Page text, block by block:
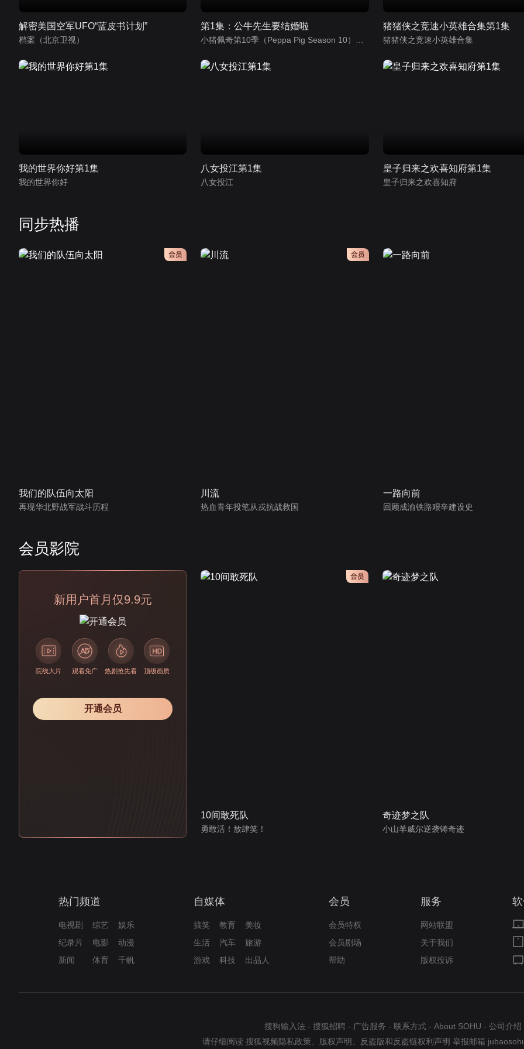
解密美国空军UFO“蓝皮书计划”
档案（北京卫视）
第1集：公牛先生要结婚啦
小猪佩奇第10季（Peppa Pig Season 10）（中文版） 有声音频
猪猪侠之竞速小英雄合集第1集
猪猪侠之竞速小英雄合集
我的世界你好第1集
我的世界你好
八女投江第1集
八女投江
皇子归来之欢喜知府第1集
皇子归来之欢喜知府
同步热播
会员
我们的队伍向太阳
再现华北野战军战斗历程
川流
热血青年投笔从戎抗战救国
会员
一路向前
回顾成渝铁路艰辛建设史
会员影院
新用户首月仅9.9元
院线大片 观看免广 热剧抢先看 顶级画质
开通会员
会员
10间敢死队
勇敢活！放肆笑！
奇迹梦之队
小山羊威尔逆袭铸奇迹
热门频道
电视剧 综艺
娱乐
纪录片
电影
动漫
新闻
体育 千帆
自媒体
搞笑 教育
美妆
生活
汽车
旅游
游戏
科技 出品人
会员
会员特权
会员剧场
帮助
服务
网站联盟
关于我们
版权投诉
搜狗输入法 - 搜狐招聘 - 广告服务 - 联系方式 - About SOHU - 公司介绍
请仔细阅读 搜狐视频隐私政策 版权声明 反盗版和反盗链权利声明 举报邮箱